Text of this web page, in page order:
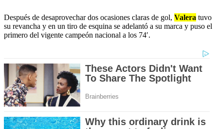
Después de desaprovechar dos ocasiones claras de gol, Valera tuvo
su revancha y en un tiro de esquina se adelantó a su marca y puso el
primero del vigente campeón nacional a los 74′.